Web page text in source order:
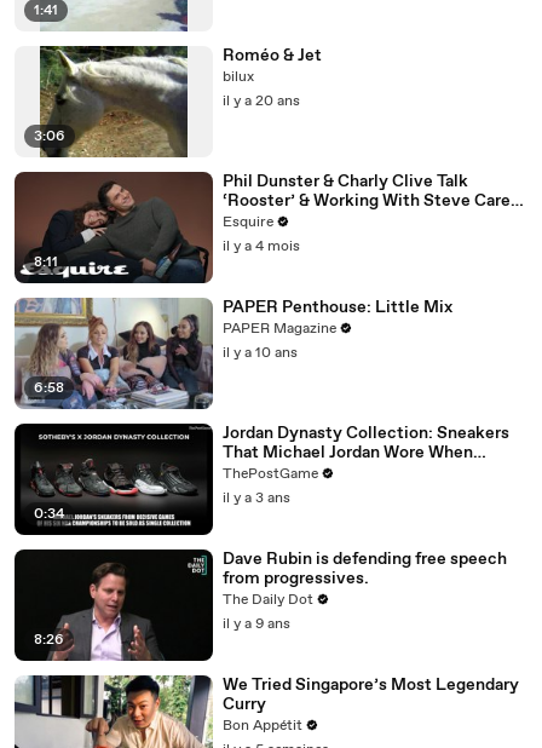
1:41
3:06
Roméo & Jet
bilux
il y a 20 ans
8:11
Phil Dunster & Charly Clive Talk
‘Rooster’ & Working With Steve Carell
| Inquiring Minds | Esquire
Esquire
il y a 4 mois
6:58
PAPER Penthouse: Little Mix
PAPER Magazine
il y a 10 ans
0:34
Jordan Dynasty Collection: Sneakers
That Michael Jordan Wore When
Winning Six NBA Titles
ThePostGame
il y a 3 ans
8:26
Dave Rubin is defending free speech
from progressives.
The Daily Dot
il y a 9 ans
We Tried Singapore’s Most Legendary
Curry
Bon Appétit